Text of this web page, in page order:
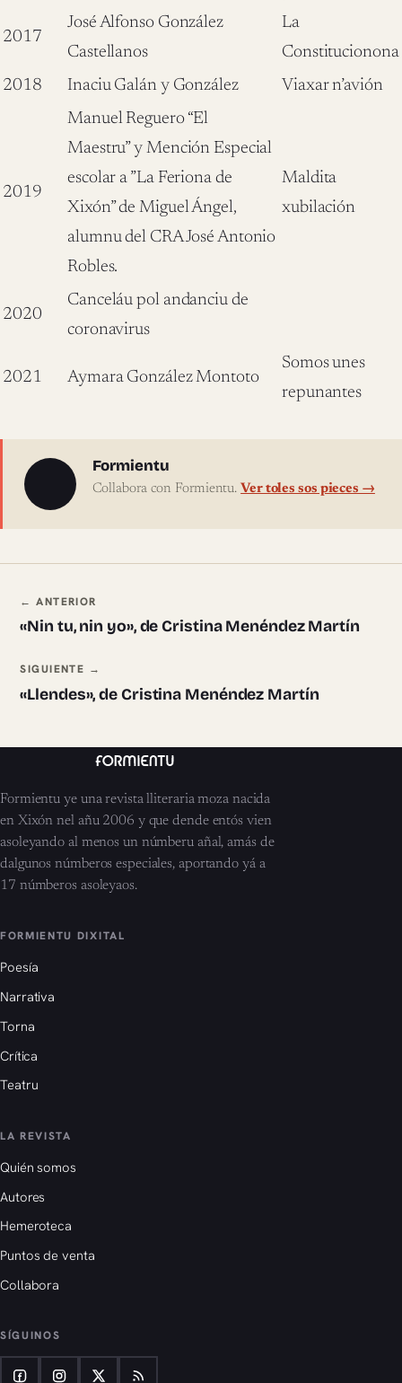
2017
José Alfonso González
Castellanos
La
Constitucionona
2018
Inaciu Galán y González Viaxar n’avión
2019
Manuel Reguero “El
Maestru” y Mención Especial
escolar a ”La Feriona de
Xixón” de Miguel Ángel,
alumnu del CRA José Antonio
Robles.
Maldita
xubilación
2020
Canceláu pol andanciu de
coronavirus
2021 Aymara González Montoto
Somos unes
repunantes
Sobre l'autor
Formientu
Collabora con Formientu. Ver toles sos pieces →
Navegación ente pieces
← ANTERIOR
«Nin tu, nin yo», de Cristina Menéndez Martín
SIGUIENTE →
«Llendes», de Cristina Menéndez Martín
Formientu ye una revista lliteraria moza nacida
en Xixón nel añu 2006 y que dende entós vien
asoleyando al menos un númberu añal, amás de
dalgunos númberos especiales, aportando yá a
17 númberos asoleyaos.
FORMIENTU DIXITAL
Poesía
Narrativa
Torna
Crítica
Teatru
LA REVISTA
Quién somos
Autores
Hemeroteca
Puntos de venta
Collabora
SÍGUINOS